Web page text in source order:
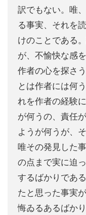
訳でもない。唯
る事実、それを
けのことである
が、不愉快な感
作者の心を探さ
とは作者には何
れを作者の経験
が何うの、責任
ようが何うが、
唯その発見した
の点まで実に迫
するばかりであ
たと思った事実
悔ゐるあるばかり